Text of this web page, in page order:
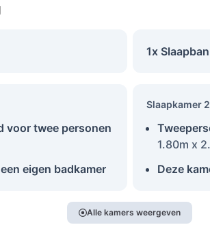
1x
voor twee personen
eigen badkamer
Slaapkamer 2
1.80m x
Deze
Alle kamers weergeven